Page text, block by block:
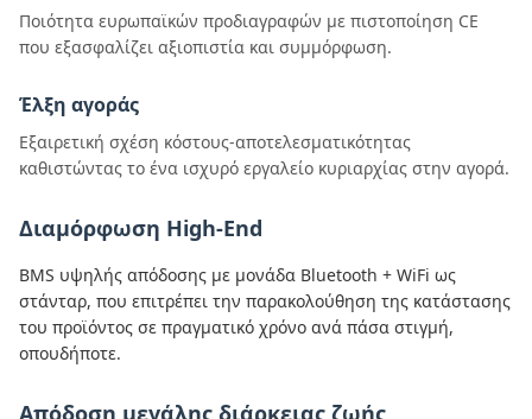
Ποιότητα ευρωπαϊκών προδιαγραφών με πιστοποίηση CE
που εξασφαλίζει αξιοπιστία και συμμόρφωση.
Έλξη αγοράς
Εξαιρετική σχέση κόστους-αποτελεσματικότητας
καθιστώντας το ένα ισχυρό εργαλείο κυριαρχίας στην αγορά.
Διαμόρφωση High-End
BMS υψηλής απόδοσης με μονάδα Bluetooth + WiFi ως
στάνταρ, που επιτρέπει την παρακολούθηση της κατάστασης
του προϊόντος σε πραγματικό χρόνο ανά πάσα στιγμή,
οπουδήποτε.
Απόδοση μεγάλης διάρκειας ζωής